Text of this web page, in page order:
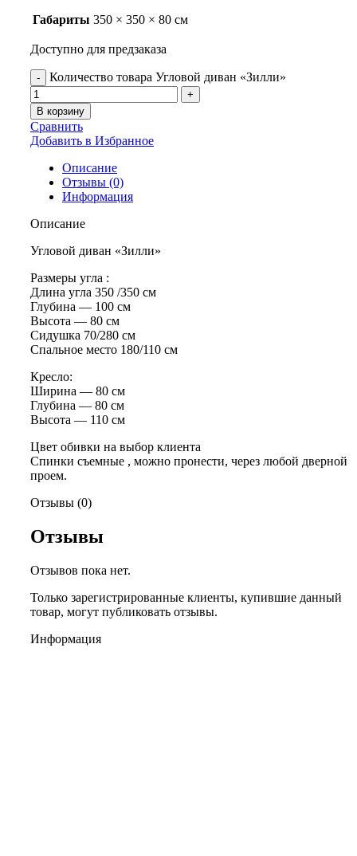
Габариты 350 × 350 × 80 см
Доступно для предзаказа
Количество товара Угловой диван «Зилли»
В корзину
Сравнить
Добавить в Избранное
Описание
Отзывы (0)
Информация
Описание
Угловой диван «Зилли»
Размеры угла :
Длина угла 350 /350 см
Глубина — 100 см
Высота — 80 см
Сидушка 70/280 см
Спальное место 180/110 см
Кресло:
Ширина — 80 см
Глубина — 80 см
Высота — 110 см
Цвет обивки на выбор клиента
Спинки съемные , можно пронести, через любой дверной
проем.
Отзывы (0)
Отзывы
Отзывов пока нет.
Только зарегистрированные клиенты, купившие данный
товар, могут публиковать отзывы.
Информация